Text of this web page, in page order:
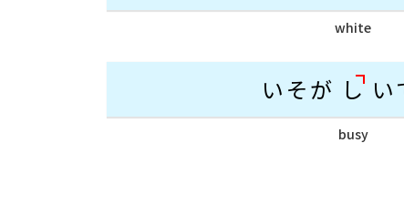
white
いそが し い
busy